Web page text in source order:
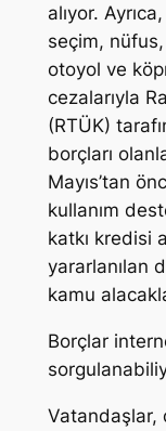
alıyor.
seçim,
otoyol ve
cezalarıyla
(RTÜK)
borçları
Mayıs’tan
kullanım
katkı kredisi
yararlanılan
kamu
Borçlar
Vatandaşlar,